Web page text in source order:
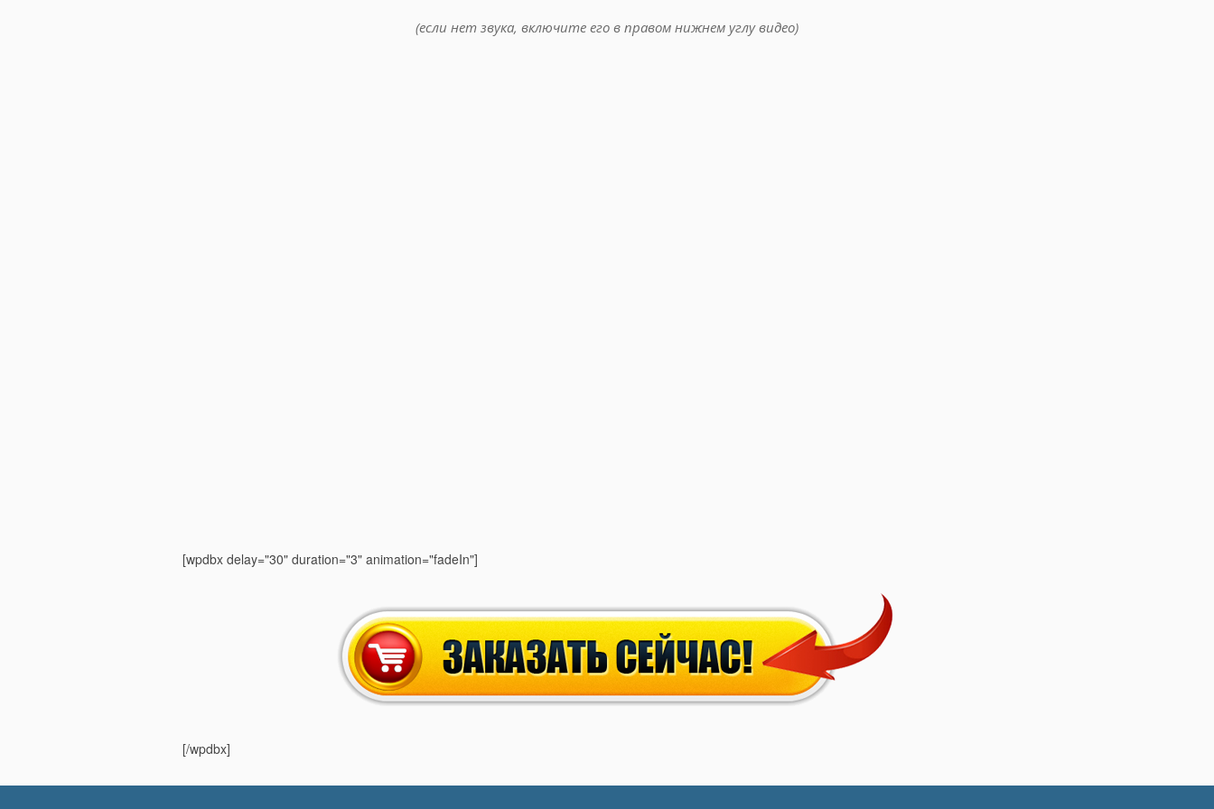
(если нет звука, включите его в правом нижнем углу видео)
[wpdbx delay="30" duration="3" animation="fadeIn"]
[/wpdbx]